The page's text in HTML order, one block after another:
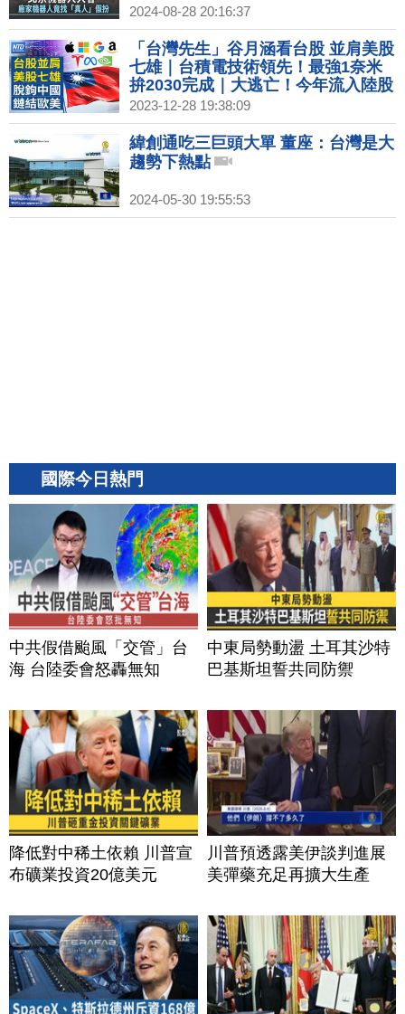
2024-08-28 20:16:37
「台灣先生」谷月涵看台股 並肩美股
七雄｜台積電技術領先！最強1奈米
拚2030完成｜大逃亡！今年流入陸股
的外資近九成退場｜藝人西進風險高
外媒指五月天遭中共施壓
2023-12-28 19:38:09
緯創通吃三巨頭大單 董座：台灣是大
趨勢下熱點
2024-05-30 19:55:53
國際今日熱門
中共假借颱風「交管」台
海 台陸委會怒轟無知
中東局勢動盪 土耳其沙特
巴基斯坦誓共同防禦
降低對中稀土依賴 川普宣
布礦業投資20億美元
川普預透露美伊談判進展
美彈藥充足再擴大生產